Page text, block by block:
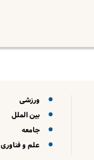
ورزشی
بین الملل
جامعه
علم و فناوری